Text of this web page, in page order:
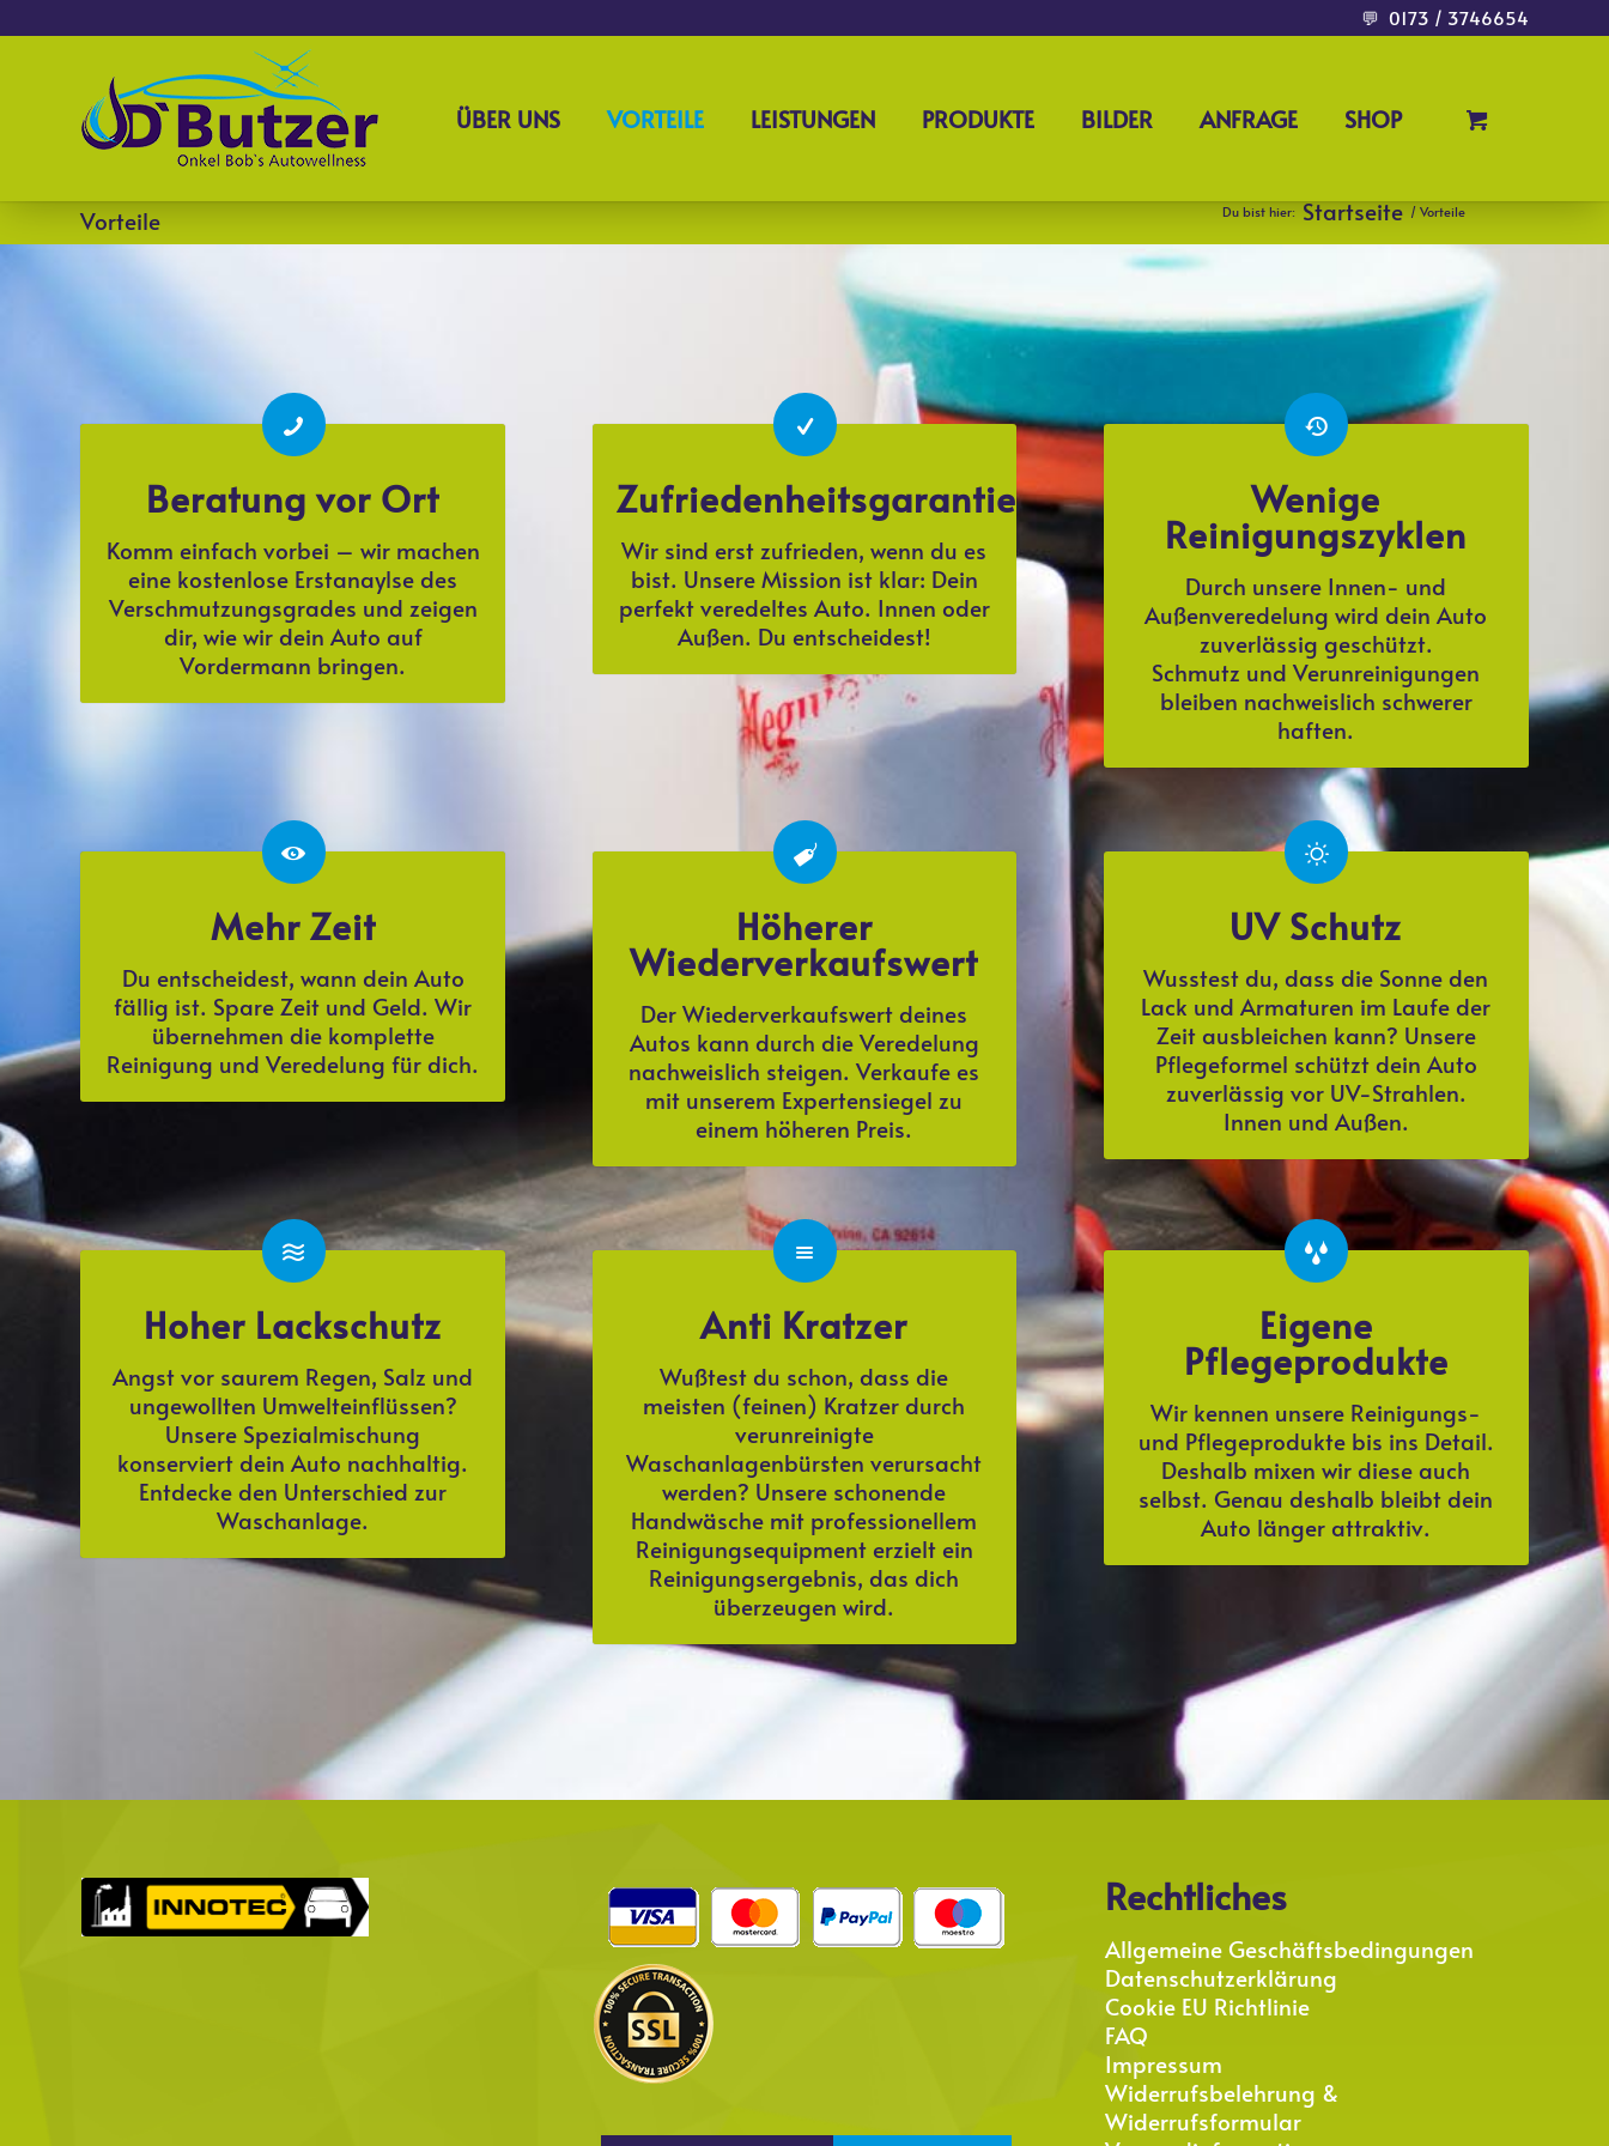
💬 0173 / 3746654
ÜBER UNS VORTEILE LEISTUNGEN PRODUKTE BILDER ANFRAGE SHOP
Vorteile Du bist hier: Startseite / Vorteile
Beratung vor Ort
Komm einfach vorbei – wir machen
eine kostenlose Erstanaylse des
Verschmutzungsgrades und zeigen
dir, wie wir dein Auto auf
Vordermann bringen.
Zufriedenheitsgarantie
Wir sind erst zufrieden, wenn du es
bist. Unsere Mission ist klar: Dein
perfekt veredeltes Auto. Innen oder
Außen. Du entscheidest!
Wenige
Reinigungszyklen
Durch unsere Innen- und
Außenveredelung wird dein Auto
zuverlässig geschützt.
Schmutz und Verunreinigungen
bleiben nachweislich schwerer
haften.
Mehr Zeit
Du entscheidest, wann dein Auto
fällig ist. Spare Zeit und Geld. Wir
übernehmen die komplette
Reinigung und Veredelung für dich.
Höherer
Wiederverkaufswert
Der Wiederverkaufswert deines
Autos kann durch die Veredelung
nachweislich steigen. Verkaufe es
mit unserem Expertensiegel zu
einem höheren Preis.
UV Schutz
Wusstest du, dass die Sonne den
Lack und Armaturen im Laufe der
Zeit ausbleichen kann? Unsere
Pflegeformel schützt dein Auto
zuverlässig vor UV-Strahlen.
Innen und Außen.
Hoher Lackschutz
Angst vor saurem Regen, Salz und
ungewollten Umwelteinflüssen?
Unsere Spezialmischung
konserviert dein Auto nachhaltig.
Entdecke den Unterschied zur
Waschanlage.
Anti Kratzer
Wußtest du schon, dass die
meisten (feinen) Kratzer durch
verunreinigte
Waschanlagenbürsten verursacht
werden? Unsere schonende
Handwäsche mit professionellem
Reinigungsequipment erzielt ein
Reinigungsergebnis, das dich
überzeugen wird.
Eigene
Pflegeprodukte
Wir kennen unsere Reinigungs-
und Pflegeprodukte bis ins Detail.
Deshalb mixen wir diese auch
selbst. Genau deshalb bleibt dein
Auto länger attraktiv.
Rechtliches
Allgemeine Geschäftsbedingungen
Datenschutzerklärung
Cookie EU Richtlinie
FAQ
Impressum
Widerrufsbelehrung &
Widerrufsformular